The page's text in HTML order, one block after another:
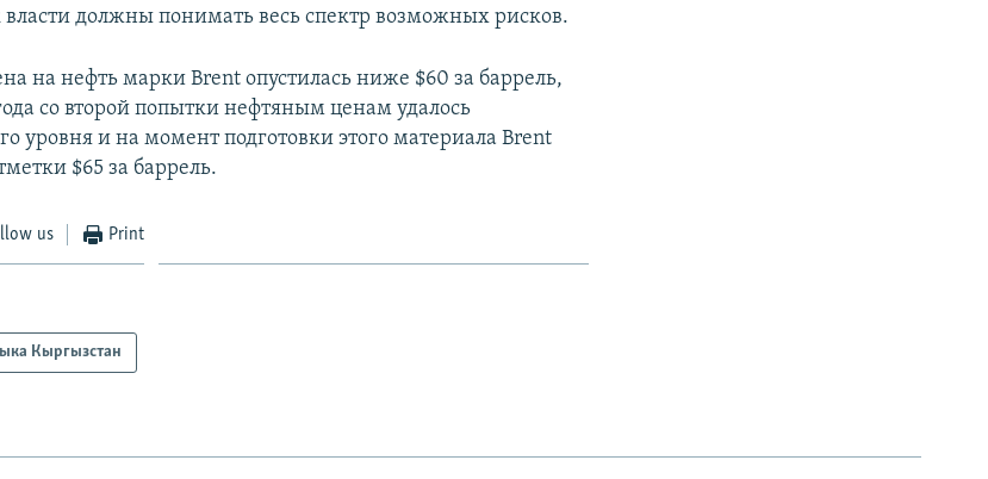
должны понимать весь спектр возможных рисков.
на нефть марки Brent опустилась ниже $60 за баррель,
со второй попытки нефтяным ценам удалось
уровня и на момент подготовки этого материала Brent
$65 за баррель.
us Print
Кыргызстан